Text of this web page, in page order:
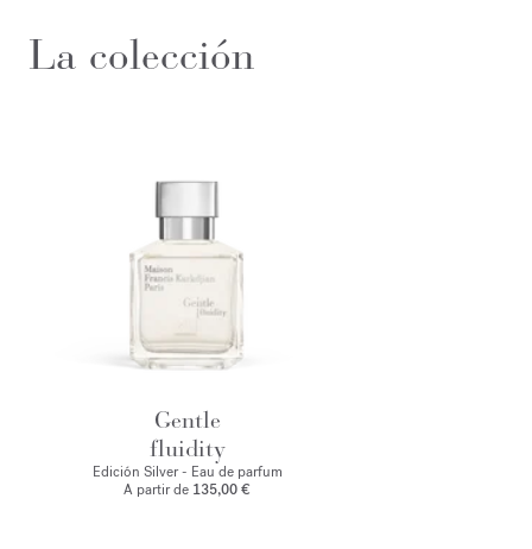
La colección
Gentle
fluidity
Edición Silver - Eau de parfum
A partir de 135,00 €